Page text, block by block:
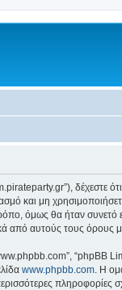
δέχεστε
και μη
όμως θα ήταν συνετό
από αυτούς τους
www.phpbb.com . Η
πληροφορίες